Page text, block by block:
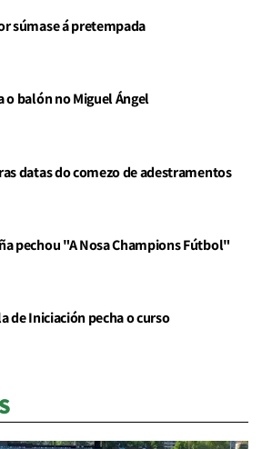
súmase á pretempada
o balón no Miguel Ángel
datas do comezo de adestramentos
pechou "A Nosa Champions Fútbol"
de Iniciación pecha o curso